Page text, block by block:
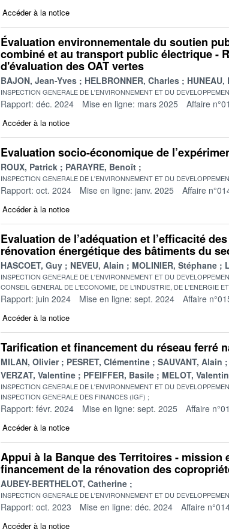
Accéder à la notice
Évaluation environnementale du soutien
combiné et au transport public électrique -
d'évaluation des OAT vertes
BAJON, Jean-Yves HELBRONNER, Charles HUNEAU,
INSPECTION GENERALE DE L'ENVIRONNEMENT ET DU
Rapport: déc. 2024 Mise en ligne: mars 2025 Affaire
Accéder à la notice
Evaluation socio-économique de
ROUX, Patrick PARAYRE, Benoît
INSPECTION GENERALE DE L'ENVIRONNEMENT ET DU
Rapport: oct. 2024 Mise en ligne: janv. 2025 Affaire
Accéder à la notice
Evaluation de l’adéquation et l’efficacité
rénovation énergétique des bâtiments du
HASCOET, Guy NEVEU, Alain MOLINIER, Stéphane
INSPECTION GENERALE DE L'ENVIRONNEMENT ET DU
CONSEIL GENERAL DE L'ECONOMIE, DE L'INDUSTRIE, DE L'ENERGIE
Rapport: juin 2024 Mise en ligne: sept. 2024 Affaire
Accéder à la notice
Tarification et financement du réseau ferré
MILAN, Olivier PESRET, Clémentine SAUVANT, Alain
VERZAT, Valentine
PFEIFFER, Basile MELOT, Valentin
INSPECTION GENERALE DE L'ENVIRONNEMENT ET DU
INSPECTION GENERALE DES FINANCES (IGF)
Rapport: févr. 2024 Mise en ligne: sept. 2025 Affaire
Accéder à la notice
Appui à la Banque des Territoires - mission
financement de la rénovation des
AUBEY-BERTHELOT, Catherine
INSPECTION GENERALE DE L'ENVIRONNEMENT ET DU
Rapport: oct. 2023 Mise en ligne: déc. 2024 Affaire
Accéder à la notice